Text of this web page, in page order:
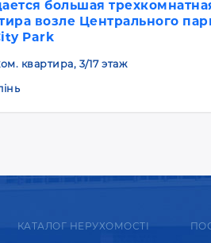
большая
возле Центрального
Park
квартира, 3/17 этаж
КАТАЛОГ НЕРУХОМОСТІ